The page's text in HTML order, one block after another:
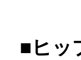
■ヒッ